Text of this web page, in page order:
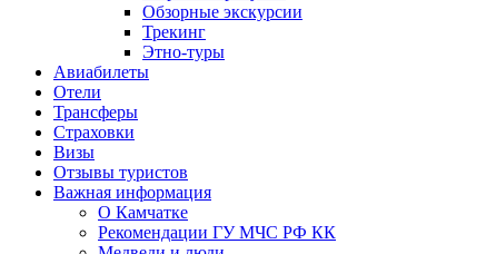
Обзорные экскурсии
Трекинг
Этно-туры
Авиабилеты
Отели
Трансферы
Страховки
Визы
Отзывы туристов
Важная информация
О Камчатке
Рекомендации ГУ МЧС РФ КК